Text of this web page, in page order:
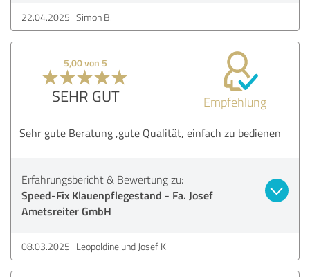
22.04.2025 Simon B.
5,00 von 5
SEHR GUT Empfehlung
Sehr gute Beratung ,gute Qualität, einfach zu bedienen
Erfahrungsbericht & Bewertung zu:
Speed-Fix Klauenpflegestand - Fa. Josef
Ametsreiter GmbH
08.03.2025 Leopoldine und Josef K.